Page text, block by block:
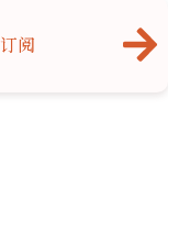
订阅